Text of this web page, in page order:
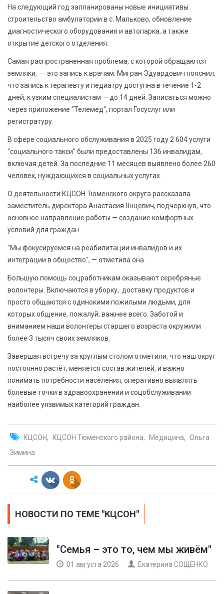
На следующий год запланированы новые инициативы:
строительство амбулатории в с. Мальково, обновление
диагностического оборудования и автопарка, а также
открытие детского отделения.
Самая распространенная проблема, с которой обращаются
земляки, — это запись к врачам. Мигран Эдуардович пояснил,
что запись к терапевту и педиатру доступна в течение 1-2
дней, к узким специалистам — до 14 дней. Записаться можно
через приложение "Телемед", портал Госуслуг или
регистратуру.
В сфере социального обслуживания в 2025 году 2 604 услуги
"социального такси" были предоставлены 136 инвалидам,
включая детей. За последние 11 месяцев выявлено более 260
человек, нуждающихся в социальных услугах.
О деятельности КЦСОН Тюменского округа рассказала
заместитель директора Анастасия Янцевич, подчеркнув, что
основное направление работы — создание комфортных
условий для граждан.
"Мы фокусируемся на реабилитации инвалидов и их
интеграции в общество", — отметила она.
Большую помощь соцработникам оказывают серебряные
волонтеры. Включаются в уборку, доставку продуктов и
просто общаются с одинокими пожилыми людьми, для
которых общение, пожалуй, важнее всего. Заботой и
вниманием наши волонтеры старшего возраста окружили
более 3 тысяч своих земляков.
Завершая встречу за круглым столом отметили, что наш округ
постоянно растёт, меняется состав жителей, и важно
понимать потребности населения, оперативно выявлять
болевые точки в здравоохранении и соцобслуживании
наиболее уязвимых категорий граждан.
КЦСОН КЦСОН Тюменского района Медицина
Ольга
Зимина
НОВОСТИ ПО ТЕМЕ "КЦСОН"
"Семья – это то, чем мы живём"
01 августа 2026 Екатерина СОЩЕНКО